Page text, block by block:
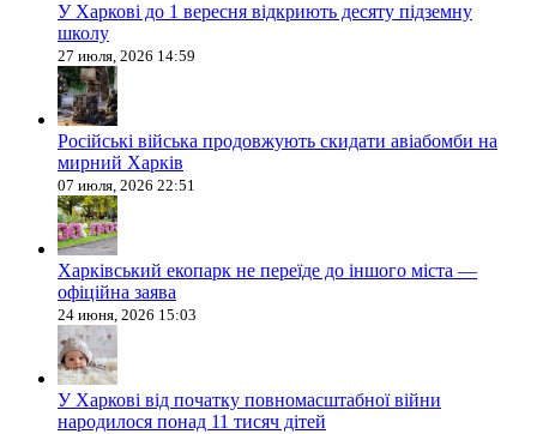
У Харкові до 1 вересня відкриють десяту підземну
школу
27 июля, 2026 14:59
Російські війська продовжують скидати авіабомби на
мирний Харків
07 июля, 2026 22:51
Харківський екопарк не переїде до іншого міста —
офіційна заява
24 июня, 2026 15:03
У Харкові від початку повномасштабної війни
народилося понад 11 тисяч дітей